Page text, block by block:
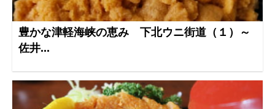
豊かな津軽海峡の恵み 下北ウニ街道（１）～
佐井...